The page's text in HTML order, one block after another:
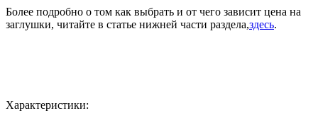
Более подробно о том как выбрать и от чего зависит цена на
заглушки, читайте в статье нижней части раздела,здесь.
Характеристики: